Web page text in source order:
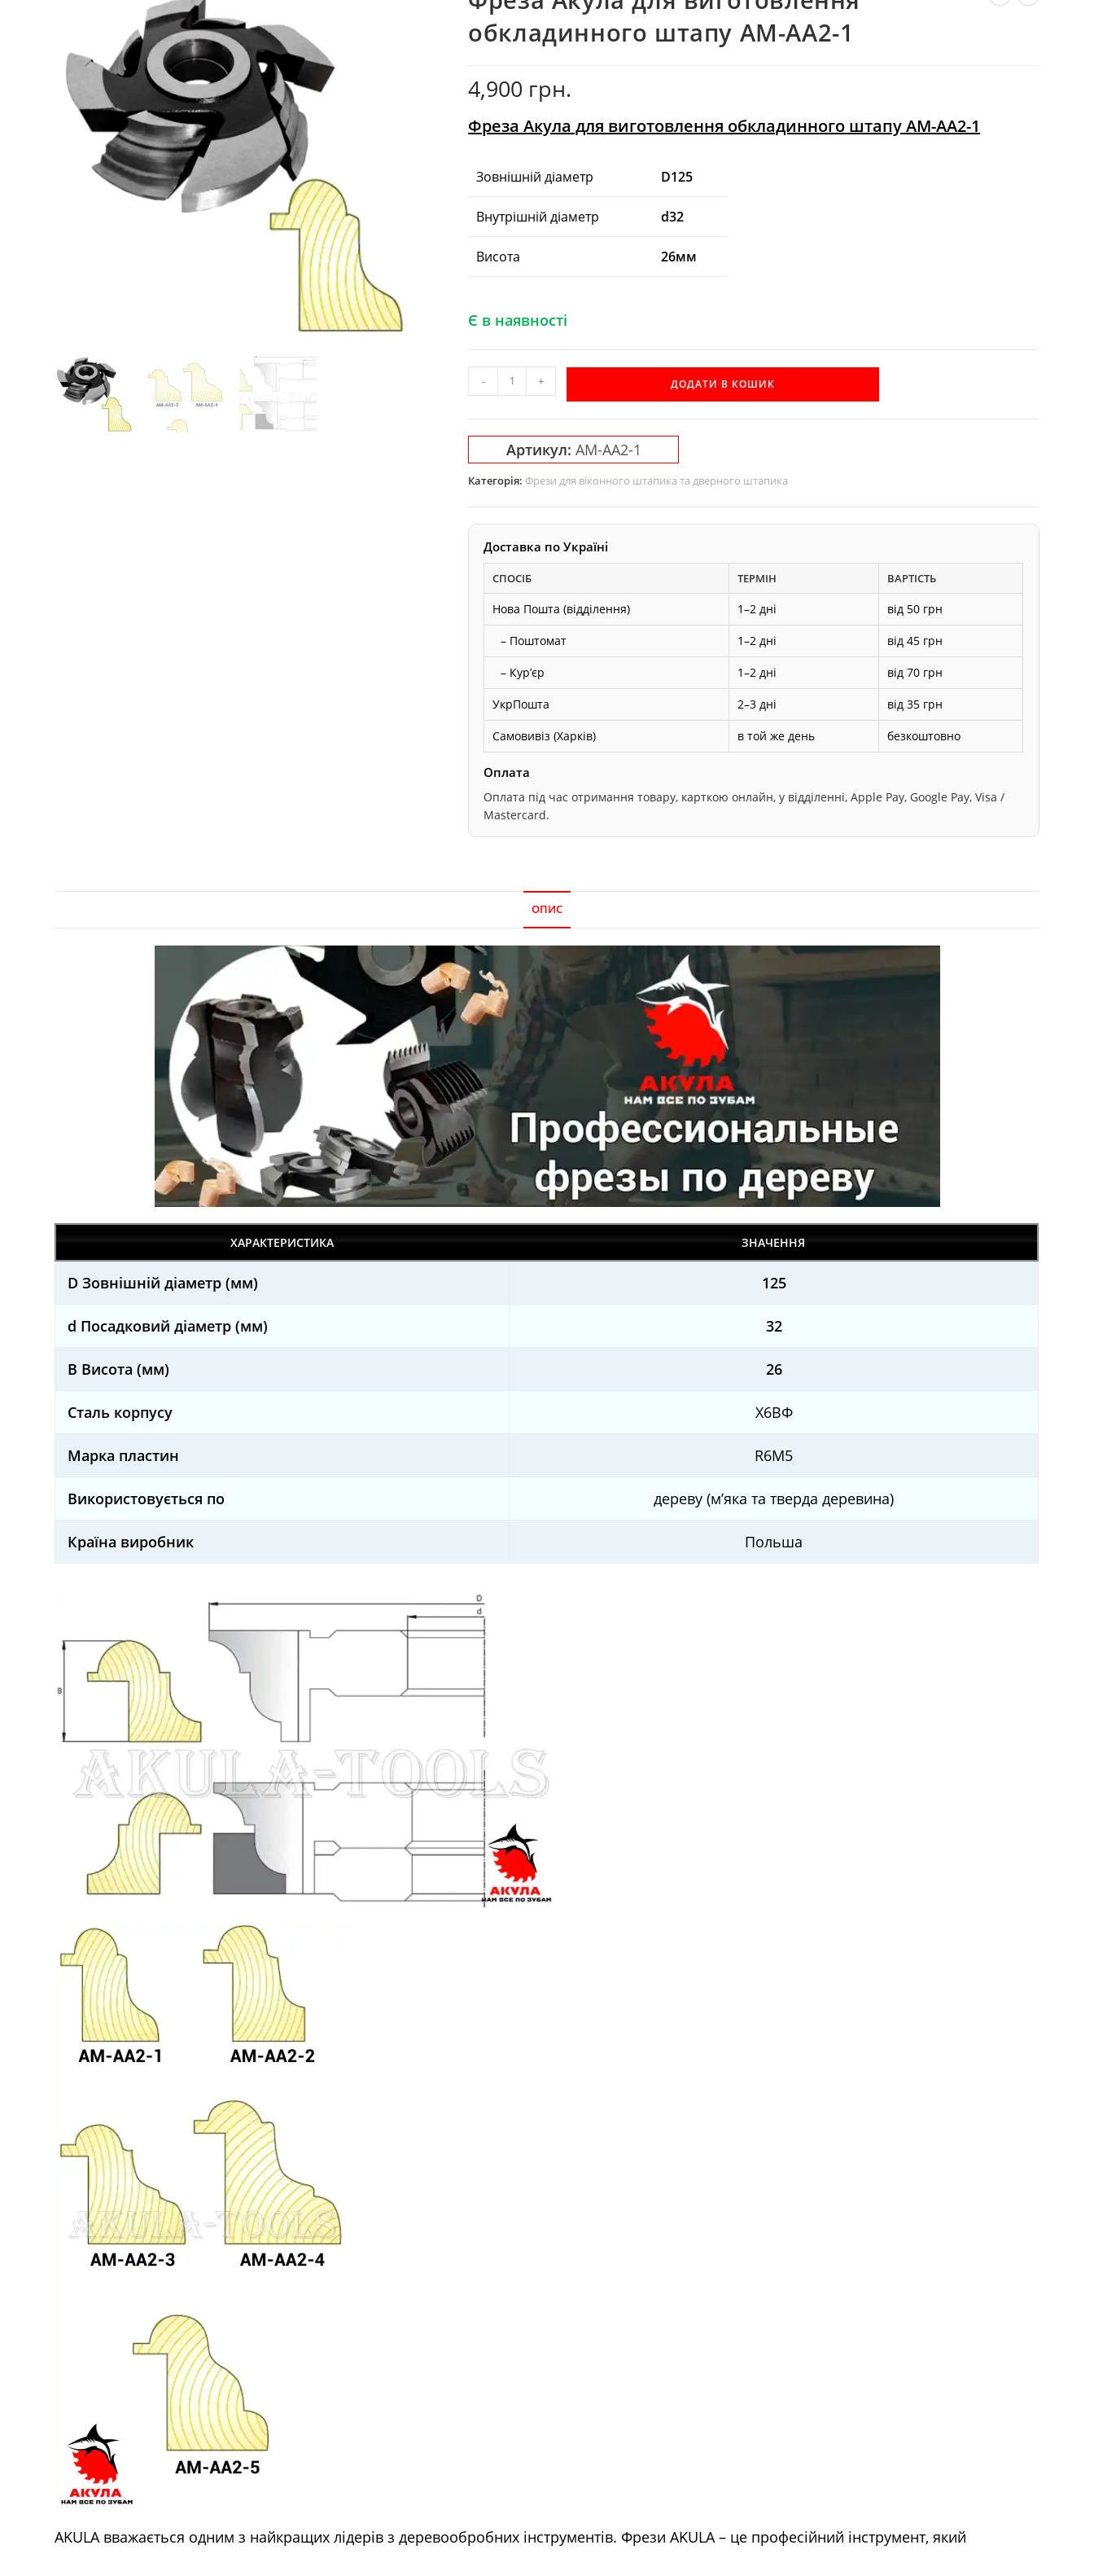
обкладинного штапу AM-AA2-1
4,900 грн.
Фреза Акула для виготовлення обкладинного штапу AM-AA2-1
Зовнішній діаметр D125
Внутрішній діаметр d32
Висота 26мм
Є в наявності
Акула
виготовлення
обкладинного
штапу
кількість
- + ДОДАТИ В КОШИК
Артикул: AM-AA2-1
Категорія:Фрези для віконного штапика та дверного штапика
Доставка по Україні
СПОСІБ ТЕРМІН ВАРТІСТЬ
Нова Пошта (відділення) 1–2 дні від 50 грн
– Поштомат 1–2 дні від 45 грн
– Курʼєр 1–2 дні від 70 грн
УкрПошта 2–3 дні від 35 грн
Самовивіз (Харків) в той же день безкоштовно
Оплата
Оплата під час отримання товару, карткою онлайн, у відділенні, Apple Pay, Google Pay, Visa /
Mastercard.
ОПИС
ХАРАКТЕРИСТИКА ЗНАЧЕННЯ
D Зовнішній діаметр (мм) 125
d Посадковий діаметр (мм) 32
B Висота (мм) 26
Сталь корпусу Х6ВФ
Марка пластин R6M5
Використовується по дереву (м’яка та тверда деревина)
Країна виробник Польша
AKULA вважається одним з найкращих лідерів з деревообробних інструментів. Фрези AKULA – це професійний інструмент, який